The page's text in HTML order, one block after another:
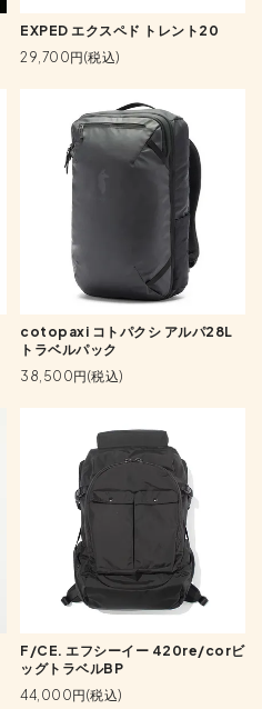
EXPED エクスペド トレント20
29,700円(税込)
cotopaxi コトパクシ アルパ28L
トラベルパック
38,500円(税込)
F/CE. エフシーイー 420re/corビ
ッグトラベルBP
44,000円(税込)